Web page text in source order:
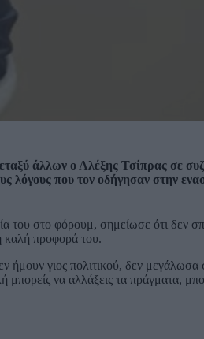
άλλων ο Αλέξης Τσίπρας σε
λόγους που τον οδήγησαν στην
του στο φόρουμ, σημείωσε ότι δεν
καλή προφορά του.
ήμουν γιος πολιτικού, δεν μεγάλωσα
μπορείς να αλλάξεις τα πράγματα,